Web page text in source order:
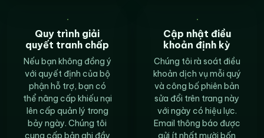
Quy trình giải
quyết tranh chấp
Nếu bạn không đồng ý
với quyết định của bộ
phận hỗ trợ, bạn có
thể nâng cấp khiếu nại
lên cấp quản lý trong
bảy ngày. Chúng tôi
cung cấp bản ghi đầy
Cập nhật điều
khoản định kỳ
Chúng tôi rà soát điều
khoản dịch vụ mỗi quý
và công bố phiên bản
sửa đổi trên trang này
với ngày có hiệu lực.
Email thông báo được
gửi ít nhất mười bốn